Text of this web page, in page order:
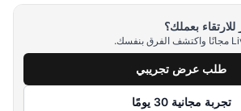
بعملك؟
طلب عرض تجريبي
تجربة مجانية 30 يومًا